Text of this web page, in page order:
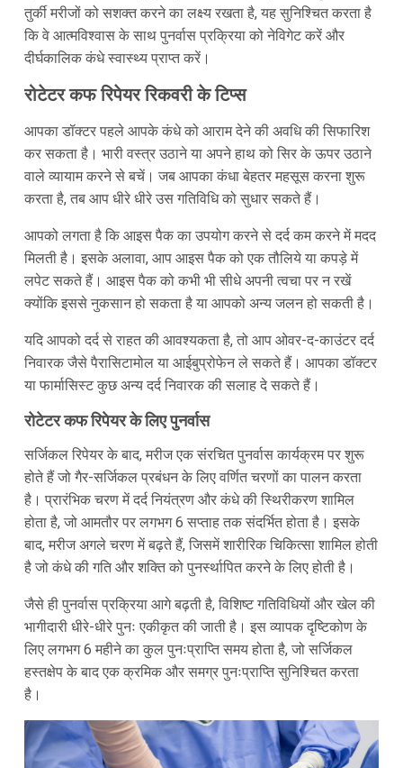
तुर्की मरीजों को सशक्त करने का लक्ष्य रखता है, यह सुनिश्चित करता है
कि वे आत्मविश्वास के साथ पुनर्वास प्रक्रिया को नेविगेट करें और
दीर्घकालिक कंधे स्वास्थ्य प्राप्त करें।
रोटेटर कफ रिपेयर रिकवरी के टिप्स
आपका डॉक्टर पहले आपके कंधे को आराम देने की अवधि की सिफारिश
कर सकता है। भारी वस्त्र उठाने या अपने हाथ को सिर के ऊपर उठाने
वाले व्यायाम करने से बचें। जब आपका कंधा बेहतर महसूस करना शुरू
करता है, तब आप धीरे धीरे उस गतिविधि को सुधार सकते हैं।
आपको लगता है कि आइस पैक का उपयोग करने से दर्द कम करने में मदद
मिलती है। इसके अलावा, आप आइस पैक को एक तौलिये या कपड़े में
लपेट सकते हैं। आइस पैक को कभी भी सीधे अपनी त्वचा पर न रखें
क्योंकि इससे नुकसान हो सकता है या आपको अन्य जलन हो सकती है।
यदि आपको दर्द से राहत की आवश्यकता है, तो आप ओवर-द-काउंटर दर्द
निवारक जैसे पैरासिटामोल या आईबुप्रोफेन ले सकते हैं। आपका डॉक्टर
या फार्मासिस्ट कुछ अन्य दर्द निवारक की सलाह दे सकते हैं।
रोटेटर कफ रिपेयर के लिए पुनर्वास
सर्जिकल रिपेयर के बाद, मरीज एक संरचित पुनर्वास कार्यक्रम पर शुरू
होते हैं जो गैर-सर्जिकल प्रबंधन के लिए वर्णित चरणों का पालन करता
है। प्रारंभिक चरण में दर्द नियंत्रण और कंधे की स्थिरीकरण शामिल
होता है, जो आमतौर पर लगभग 6 सप्ताह तक संदर्भित होता है। इसके
बाद, मरीज अगले चरण में बढ़ते हैं, जिसमें शारीरिक चिकित्सा शामिल होती
है जो कंधे की गति और शक्ति को पुनर्स्थापित करने के लिए होती है।
जैसे ही पुनर्वास प्रक्रिया आगे बढ़ती है, विशिष्ट गतिविधियों और खेल की
भागीदारी धीरे-धीरे पुनः एकीकृत की जाती है। इस व्यापक दृष्टिकोण के
लिए लगभग 6 महीने का कुल पुनःप्राप्ति समय होता है, जो सर्जिकल
हस्तक्षेप के बाद एक क्रमिक और समग्र पुनःप्राप्ति सुनिश्चित करता
है।